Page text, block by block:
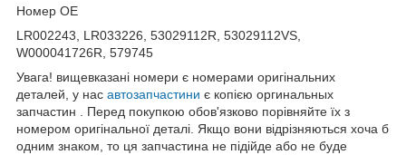
Номер OE
LR002243, LR033226, 53029112R, 53029112VS,
W000041726R, 579745
Увага! вищевказані номери є номерами оригінальних
деталей, у нас автозапчастини є копією оргинальных
запчастин . Перед покупкою обов'язково порівняйте їх з
номером оригінальної деталі. Якщо вони відрізняються хоча б
одним знаком, то ця запчастина не підійде або не буде